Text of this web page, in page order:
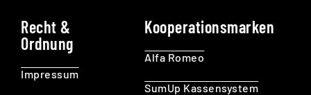
Recht &
Ordnung
Impressum
Kooperationsmarken
Alfa Romeo
SumUp Kassensystem